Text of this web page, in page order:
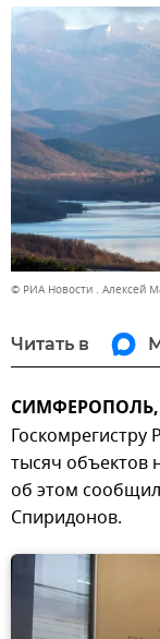
© РИА Новости . Алексей
Читать в
СИМФЕРОПОЛЬ,
тысяч объектов
об этом
Спиридонов.